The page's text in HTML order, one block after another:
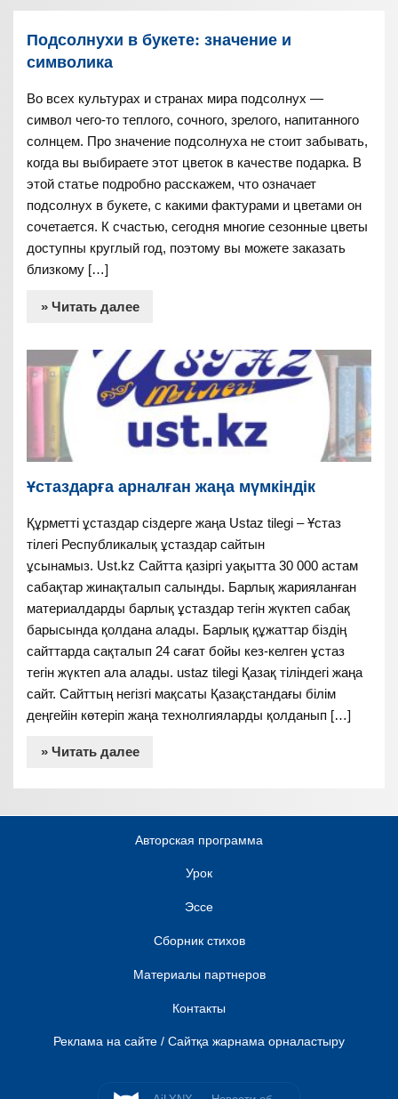
Подсолнухи в букете: значение и
символика
Во всех культурах и странах мира подсолнух —
символ чего-то теплого, сочного, зрелого, напитанного
солнцем. Про значение подсолнуха не стоит забывать,
когда вы выбираете этот цветок в качестве подарка. В
этой статье подробно расскажем, что означает
подсолнух в букете, с какими фактурами и цветами он
сочетается. К счастью, сегодня многие сезонные цветы
доступны круглый год, поэтому вы можете заказать
близкому […]
» Читать далее
Ұстаздарға арналған жаңа мүмкіндік
Құрметті ұстаздар сіздерге жаңа Ustaz tilegi – Ұстаз
тілегі Республикалық ұстаздар сайтын
ұсынамыз. Ust.kz Сайтта қазіргі уақытта 30 000 астам
сабақтар жинақталып салынды. Барлық жарияланған
материалдарды барлық ұстаздар тегін жүктеп сабақ
барысында қолдана алады. Барлық құжаттар біздің
сайттарда сақталып 24 сағат бойы кез-келген ұстаз
тегін жүктеп ала алады. ustaz tilegi Қазақ тіліндегі жаңа
сайт. Сайттың негізгі мақсаты Қазақстандағы білім
деңгейін көтеріп жаңа технолгияларды қолданып […]
» Читать далее
Авторская программа
Урок
Эссе
Сборник стихов
Материалы партнеров
Контакты
Реклама на сайте / Сайтқа жарнама орналастыру